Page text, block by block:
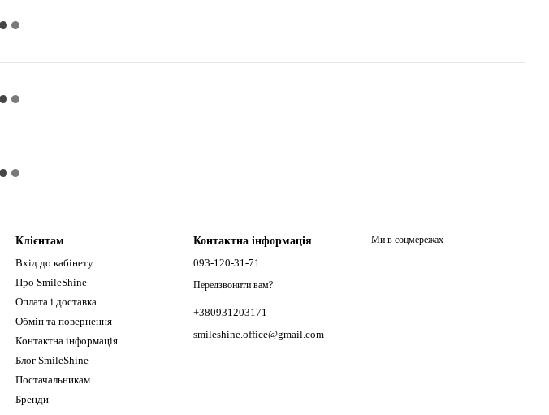
Клієнтам
Вхід до кабінету
Про SmileShine
Оплата і доставка
Обмін та повернення
Контактна інформація
Блог SmileShine
Постачальникам
Бренди
Контактна інформація
093-120-31-71
Передзвонити вам?
+380931203171
smileshine.office@gmail.com
Ми в соцмережах